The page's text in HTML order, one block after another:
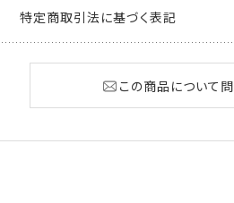
特定商取引法に基づく表記
この商品について